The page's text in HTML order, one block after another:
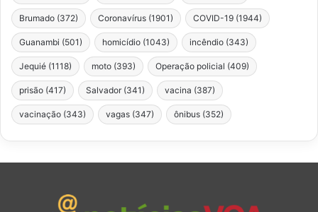
Brumado (372) Coronavírus (1901) COVID-19 (1944)
Guanambi (501) homicídio (1043) incêndio (343)
Jequié (1118) moto (393) Operação policial (409)
prisão (417) Salvador (341) vacina (387)
vacinação (343) vagas (347) ônibus (352)